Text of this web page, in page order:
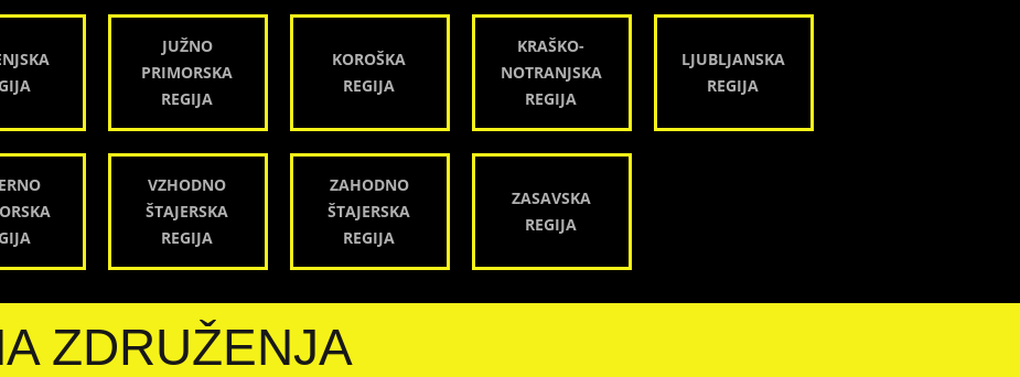
JUŽNO
PRIMORSKA
REGIJA
KOROŠKA
REGIJA
KRAŠKO-
NOTRANJSKA
REGIJA
LJUBLJANSKA
REGIJA
VZHODNO
ŠTAJERSKA
REGIJA
ZAHODNO
ŠTAJERSKA
REGIJA
ZASAVSKA
REGIJA
ZDRUŽENJA